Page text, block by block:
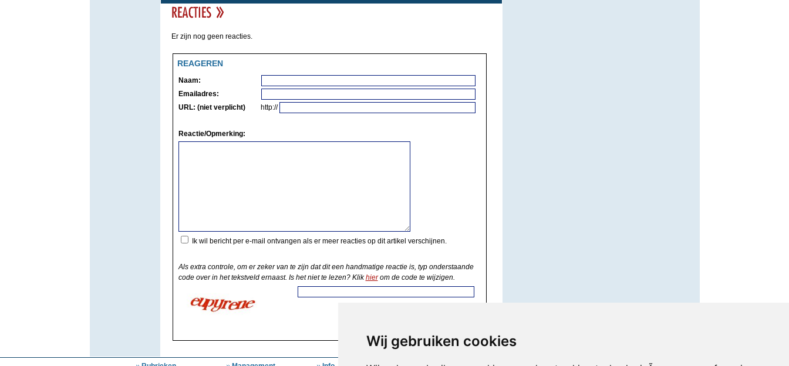
Wij gebruiken cookies
Er zijn nog geen reacties.
REAGEREN
Naam:
Emailadres:
URL: (niet verplicht)
http://
Reactie/Opmerking:
Ik wil bericht per e-mail ontvangen als er meer reacties op dit artikel verschijnen.
Als extra controle, om er zeker van te zijn dat dit een handmatige reactie is, typ onderstaande
code over in het tekstveld ernaast. Is het niet te lezen? Klikhierom de code te wijzigen.